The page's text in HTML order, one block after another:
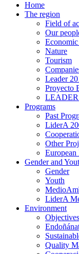
Home
The region
Field of
Our
Nature
Tourism
Leader
Proyecto
LEADER
Programs
Past
LiderA
Other
European
Gender and
Gender
Youth
LiderA
Environment
Quality